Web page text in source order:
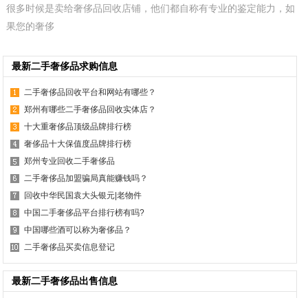
很多时候是卖给奢侈品回收店铺，他们都自称有专业的鉴定能力，如
果您的奢侈
最新二手奢侈品求购信息
二手奢侈品回收平台和网站有哪些？
郑州有哪些二手奢侈品回收实体店？
十大重奢侈品顶级品牌排行榜
奢侈品十大保值度品牌排行榜
郑州专业回收二手奢侈品
二手奢侈品加盟骗局真能赚钱吗？
回收中华民国袁大头银元|老物件
中国二手奢侈品平台排行榜有吗?
中国哪些酒可以称为奢侈品？
二手奢侈品买卖信息登记
最新二手奢侈品出售信息